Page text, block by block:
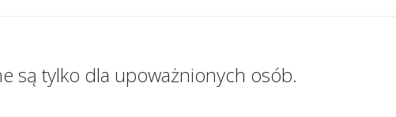
są tylko dla upoważnionych osób.